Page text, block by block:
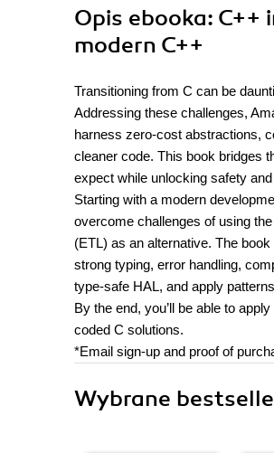
Opis ebooka: C++
modern C++
Transitioning from C can be
Addressing these challenges,
harness zero-cost abstractions,
cleaner code. This book bridges
expect while unlocking safety
Starting with a modern
overcome challenges of using
(ETL) as an alternative. The
strong typing, error handling,
type-safe HAL, and apply
By the end, you’ll be able to
coded C solutions.
*Email sign-up and proof of
Wybrane